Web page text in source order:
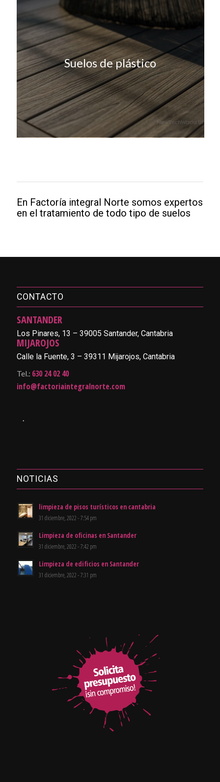
Suelos de plástico
En Factoría integral Norte somos expertos
en el tratamiento de todo tipo de suelos
CONTACTO
SANTANDER
Los Pinares, 13 – 39005 Santander, Cantabria
MIJAROJOS
Calle la Fuente, 3 – 39311 Mijarojos, Cantabria
Tel.: 630 24 02 40
info@factoriaintegralnorte.com
.
NOTICIAS
limpieza de pisos turísticos en cantabria
31 diciembre, 2022 - 7:54 pm
Limpieza de oficinas en Santander
31 diciembre, 2022 - 7:42 pm
Limpieza de edificios en Santander
31 diciembre, 2022 - 7:31 pm